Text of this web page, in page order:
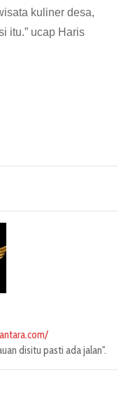
kuliner desa,
itu.” ucap Haris
disitu pasti ada jalan".